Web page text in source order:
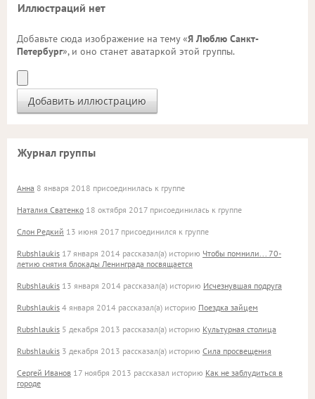
Иллюстраций нет
Добавьте сюда изображение на тему «Я Люблю Санкт-
Петербург», и оно станет аватаркой этой группы.
Журнал группы
Анна 8 января 2018 присоединилась к группе
Наталия Сватенко 18 октября 2017 присоединилась к группе
Слон Редкий 13 июня 2017 присоединился к группе
Rubshlaukis 17 января 2014 рассказал(а) историю Чтобы помнили... 70-
летию снятия блокады Ленинграда посвящается
Rubshlaukis 13 января 2014 рассказал(а) историю Исчезнувшая подруга
Rubshlaukis 4 января 2014 рассказал(а) историю Поездка зайцем
Rubshlaukis 5 декабря 2013 рассказал(а) историю Культурная столица
Rubshlaukis 3 декабря 2013 рассказал(а) историю Сила просвещения
Сергей Иванов 17 ноября 2013 рассказал историю Как не заблудиться в
городе